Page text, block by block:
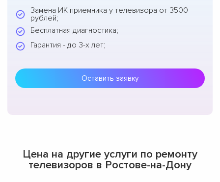
Замена ИК-приемника у телевизора от 3500
рублей;
Бесплатная диагностика;
Гарантия - до 3-х лет;
Оставить заявку
Цена на другие услуги по ремонту
телевизоров в Ростове-на-Дону